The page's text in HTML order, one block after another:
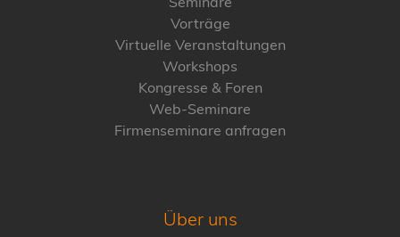
Vorträge
Virtuelle Veranstaltungen
Workshops
Kongresse & Foren
Web-Seminare
Firmenseminare anfragen
Über uns